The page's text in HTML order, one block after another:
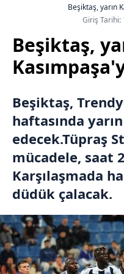
Beşiktaş, yarın
Giriş Tarihi:
Beşiktaş,
Beşiktaş,
haftasında
edecek.Tüpraş
mücadele, saat
Karşılaşmada
düdük çalacak.